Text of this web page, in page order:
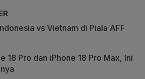
vs Vietnam di Piala AFF
18 Pro dan iPhone 18 Pro Max, Ini